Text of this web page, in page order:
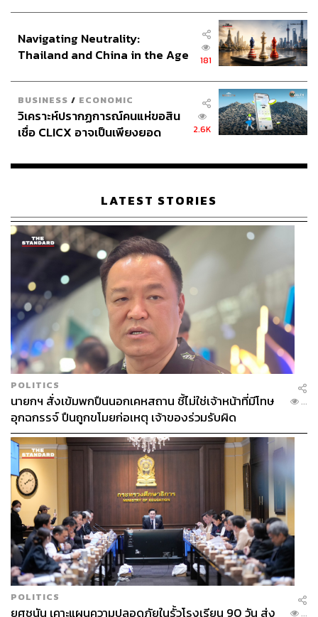
Navigating Neutrality:
Thailand and China in the Age
181
BUSINESS / ECONOMIC
วิเคราะห์ปรากฏการณ์คนแห่ขอสิน
เชื่อ CLICX อาจเป็นเพียงยอด
เรือนไทยที่ถูกซุกไว้
2.6K
LATEST STORIES
POLITICS
นายกฯ สั่งเข้มพกปืนนอกเคหสถาน ชี้ไม่ใช่เจ้าหน้าที่มีโทษ
อุกฉกรรจ์ ปืนถูกขโมยก่อเหตุ เจ้าของร่วมรับผิด
...
POLITICS
ยศชนัน เคาะแผนความปลอดภัยในรั้วโรงเรียน 90 วัน ส่ง ...